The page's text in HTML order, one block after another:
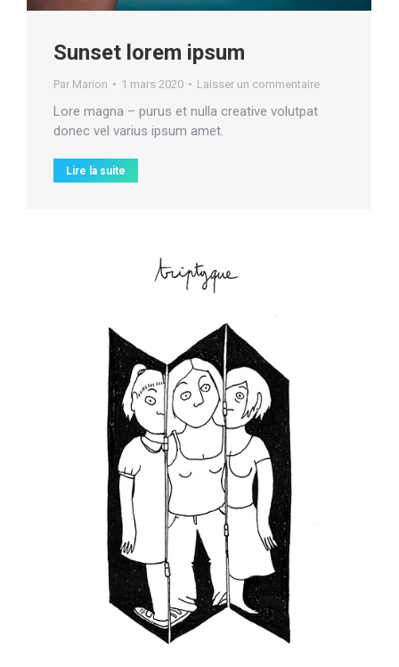
Sunset lorem ipsum
Par Marion 1 mars 2020 Laisser un commentaire
Lore magna – purus et nulla creative volutpat
donec vel varius ipsum amet.
Lire la suite